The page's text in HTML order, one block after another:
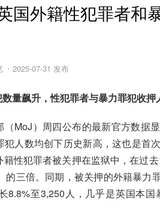
国外籍性犯罪者和
2025-07-31 发布
量飙升，性犯罪者与暴力罪犯收押
MoJ）周四公布的最新官方数据
人数均创下历史新高，这也是首
性犯罪者被关押在监狱中，在过
的三倍。同期，被关押的外籍暴力
8.8%至3,250人，几乎是英国本